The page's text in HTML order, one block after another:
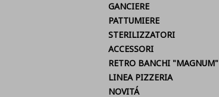
GANCIERE
PATTUMIERE
STERILIZZATORI
ACCESSORI
RETRO BANCHI "MAGNUM"
LINEA PIZZERIA
NOVITÁ